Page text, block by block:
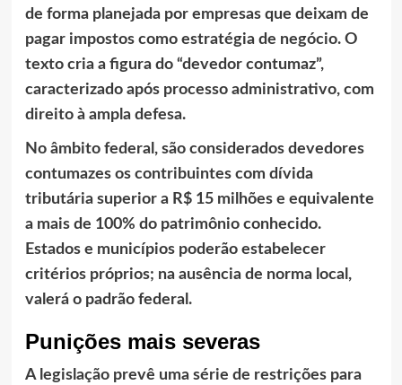
de forma planejada por empresas que deixam de
pagar impostos como estratégia de negócio. O
texto cria a figura do “devedor contumaz”,
caracterizado após processo administrativo, com
direito à ampla defesa.
No âmbito federal, são considerados devedores
contumazes os contribuintes com dívida
tributária superior a R$ 15 milhões e equivalente
a mais de 100% do patrimônio conhecido.
Estados e municípios poderão estabelecer
critérios próprios; na ausência de norma local,
valerá o padrão federal.
Punições mais severas
A legislação prevê uma série de restrições para